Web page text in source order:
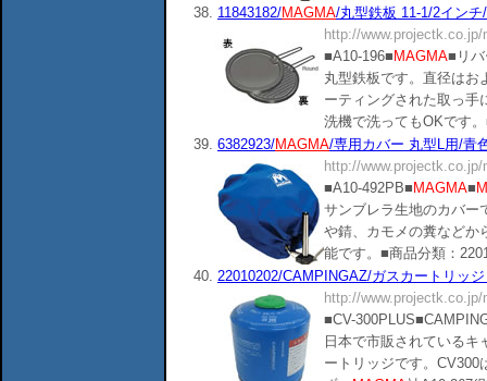
38. 11843182/MAGMA/丸型鉄板 11-1/2イン
http://
■A10-196■ MAGMA■リ
丸型鉄板です。直径はお
ーティングされた取っ手
洗機で洗ってもOKです
39. 6382923/MAGMA/専用カバー 丸型L用/青
http://
■A10-492PB■ MAGMA■
サンブレラ生地のカバー
や錆、カモメの糞などか
能です。■商品分類：
40. 22010202/CAMPINGAZ/ガスカートリッ
http://
■CV-
日本で市販されている
ートリッジです。CV300